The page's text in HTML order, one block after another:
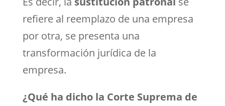
refiere al reemplazo de una empresa
por otra, se presenta una
transformación jurídica de la
empresa.
¿Qué ha dicho la Corte Suprema de